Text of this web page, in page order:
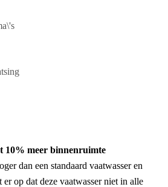
10% meer binnenruimte
dan een standaard vaatwasser en
op dat deze vaatwasser niet in alle